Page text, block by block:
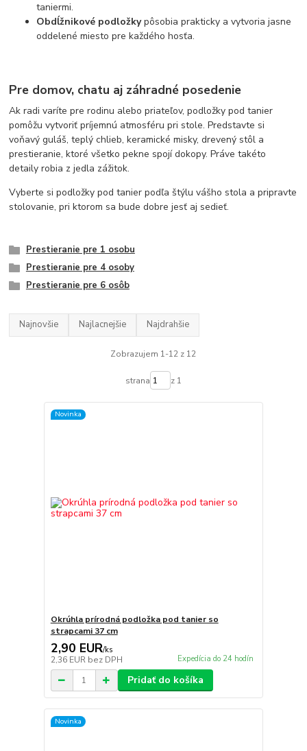
taniermi.
Obdĺžnikové podložkypôsobia prakticky a vytvoria jasne
oddelené miesto pre každého hosťa.
Pre domov, chatu aj záhradné posedenie
Ak radi varíte pre rodinu alebo priateľov, podložky pod tanier
pomôžu vytvoriť príjemnú atmosféru pri stole. Predstavte si
voňavý guláš, teplý chlieb, keramické misky, drevený stôl a
prestieranie, ktoré všetko pekne spojí dokopy. Práve takéto
detaily robia z jedla zážitok.
Vyberte si podložky pod tanier podľa štýlu vášho stola a pripravte
stolovanie, pri ktorom sa bude dobre jesť aj sedieť.
Prestieranie pre 1 osobu
Prestieranie pre 4 osoby
Prestieranie pre 6 osôb
Najnovšie Najlacnejšie Najdrahšie
Zobrazujem 1-12 z 12
strana z 1
Novinka
Okrúhla prírodná podložka pod tanier so
strapcami 37 cm
2,90 EUR/ks
2,36 EUR bez DPH Expedícia do 24 hodín
Pridať do košíka
Novinka